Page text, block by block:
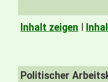
Inhalt zeigen
Politischer